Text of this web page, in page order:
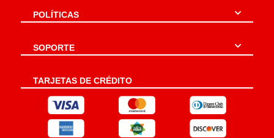
POLÍTICAS
SOPORTE
TARJETAS DE CRÉDITO